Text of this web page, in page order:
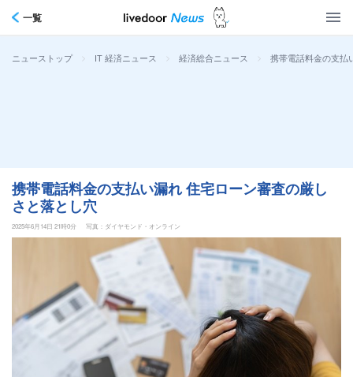
一覧
ニューストップ > IT 経済ニュース > 経済総合ニュース > 携帯電話料金の支払
携帯電話料金の支払い漏れ 住宅ローン審査の厳し
さと落とし穴
2025年6月14日 21時0分 写真：ダイヤモンド・オンライン